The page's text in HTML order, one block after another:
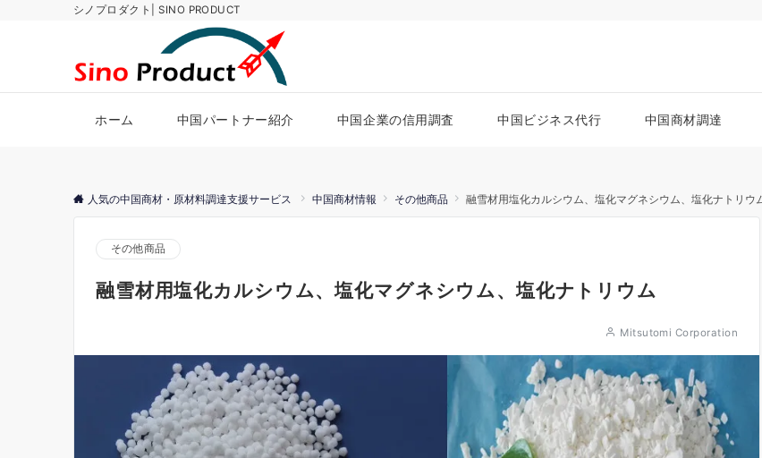
シノプロダクト| SINO PRODUCT
ホーム 中国パートナー紹介 中国企業の信用調査 中国ビジネス代行 中国商材調達
人気の中国商材・原材料調達支援サービス 中国商材情報 その他商品 融雪材用塩化カルシウム、塩化マグネシウム、塩化ナトリウ
その他商品
融雪材用塩化カルシウム、塩化マグネシウム、塩化ナトリウム
Mitsutomi Corporation